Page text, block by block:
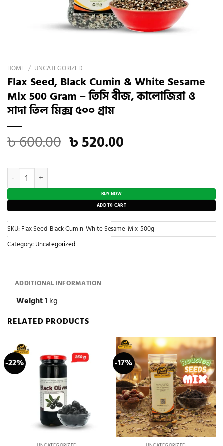
HOME / UNCATEGORIZED
Flax Seed, Black Cumin & White Sesame
Mix 500 Gram – তিসি বীজ, কালোজিরা ও
সাদা তিল মিক্স ৫০০ গ্রাম
৳600.00 Original
৳ 600.00.
৳520.00Current
৳ 520.00.
Flax Seed, Black Cumin & White Sesame Mix 500 Gram - তিসি বীজ,
BUY NOW
ADD TO CART
SKU: Flax Seed-Black Cumin-White Sesame-Mix-500g
Category: Uncategorized
ADDITIONAL INFORMATION
Weight1 kg
RELATED PRODUCTS
-22% -17%